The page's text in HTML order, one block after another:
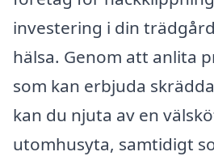
investering i din
hälsa. Genom att anlita
som kan erbjuda
kan du njuta av en
utomhusyta, samtidigt